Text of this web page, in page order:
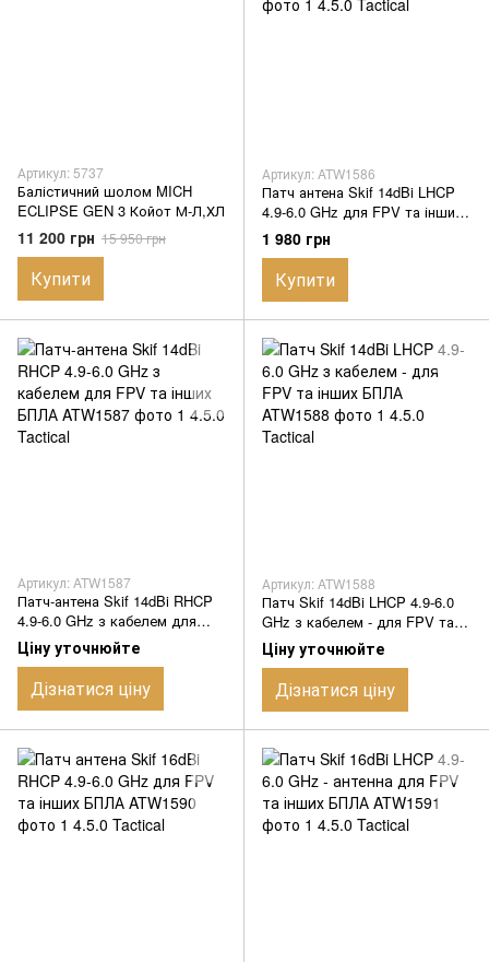
Артикул: 5737
Балістичний шолом MICH
ECLIPSE GEN 3 Койот М-Л,ХЛ
11 200 грн 15 950 грн
Купити
Артикул: ATW1586
Патч антена Skif 14dBi LHCP
4.9-6.0 GHz для FPV та інших
БПЛА
1 980 грн
Купити
Артикул: ATW1587
Патч-антена Skif 14dBi RHCP
4.9-6.0 GHz з кабелем для
FPV та інших БПЛА
Ціну уточнюйте
Дізнатися ціну
Артикул: ATW1588
Патч Skif 14dBi LHCP 4.9-6.0
GHz з кабелем - для FPV та
інших БПЛА
Ціну уточнюйте
Дізнатися ціну